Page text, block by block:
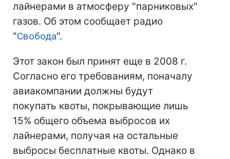
лайнерами в атмосферу "парниковых"
газов. Об этом сообщает радио
"Свобода".
Этот закон был принят еще в 2008 г.
Согласно его требованиям, поначалу
авиакомпании должны будут
покупать квоты, покрывающие лишь
15% общего объема выбросов их
лайнерами, получая на остальные
выбросы бесплатные квоты. Однако в